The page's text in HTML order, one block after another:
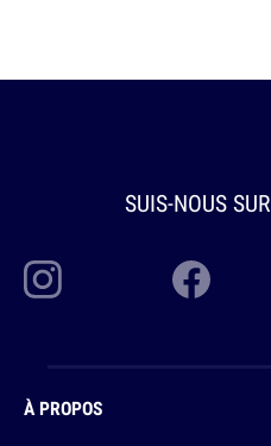
SUIS-NOUS SUR
À PROPOS